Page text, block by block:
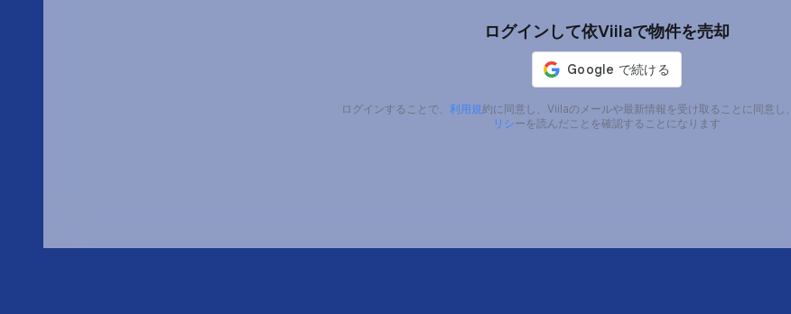
ログインして依Viilaで物件を売却
ログインすることで、 利用規約に同意し、Viilaのメールや最新情報を受け取ることに同意し、
リシーを読んだことを確認することになります